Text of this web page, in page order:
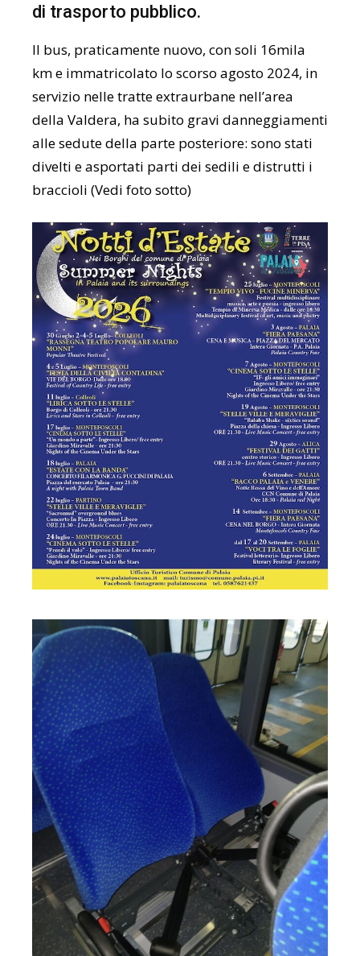
di trasporto pubblico.
Il bus, praticamente nuovo, con soli 16mila
km e immatricolato lo scorso agosto 2024, in
servizio nelle tratte extraurbane nell’area
della Valdera, ha subito gravi danneggiamenti
alle sedute della parte posteriore: sono stati
divelti e asportati parti dei sedili e distrutti i
braccioli (Vedi foto sotto)